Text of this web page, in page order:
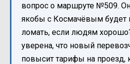
вопрос о маршруте №509.
якобы с Космачёвым будет
ломать, если людям
уверена, что новый
повысит тарифы на проезд,